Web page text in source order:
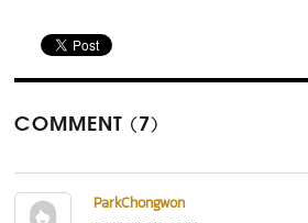
COMMENT (7)
ParkChongwon